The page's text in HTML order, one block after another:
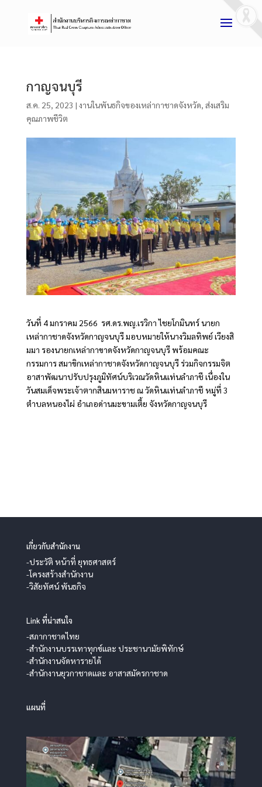
กาญจนบุรี
ส.ค. 25, 2023 | งานในพันธกิจของเหล่ากาชาดจังหวัด, ส่งเสริม
คุณภาพชีวิต
วันที่ 4 มกราคม 2566 รศ.ดร.พญ.เรวิกา ไชยโกมินทร์ นายก
เหล่ากาชาดจังหวัดกาญจนบุรี มอบหมายให้นางวิมลทิพย์ เวียงสิ
มมา รองนายกเหล่ากาขาดจังหวัดกาญจนบุรี พร้อมคณะ
กรรมการ สมาขิกเหล่ากาชาดจังหวัดกาญจนบุรี ร่วมกิจกรรมจิต
อาสาพัฒนาปรับปรุงภูมิทัศน์บริเวณวัดหินแท่นลำภาชี เนื่องใน
วันสมเด็จพระเจ้าตากสินมหาราช ณ วัดหินแท่นลำภาชี หมู่ที่ 3
ตำบลหนองไผ่ อำเภอด่านมะขามเตี้ย จังหวัดกาญจนบุรี
เกี่ยวกับสำนักงาน
-ประวัติ หน้าที่ ยุทธศาสตร์
-โครงสร้างสำนักงาน
-วิสัยทัศน์ พันธกิจ
Link ที่น่าสนใจ
-สภากาชาดไทย
-สำนักงานบรรเทาทุกข์และ ประชานามัยพิทักษ์
-สำนักงานจัดหารายได้
-สำนักงานยุวกาชาดและ อาสาสมัครกาชาด
แผนที่